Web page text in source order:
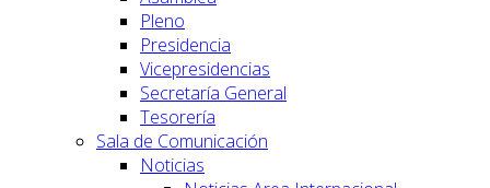
Pleno
Presidencia
Vicepresidencias
Secretaría General
Tesorería
Sala de Comunicación
Noticias